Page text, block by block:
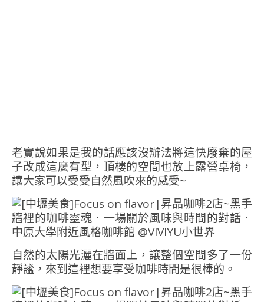
老實說如果是我的話應該沒辦法將這快廢棄的屋
子改成這麼有型，頂樓的空間也放上露營桌椅，
讓大家可以受受自然風吹來的感受~
自然的太陽光灑在牆面上，讓整個空間多了一份
靜謐，來到這裡想要享受咖啡時間是很棒的。